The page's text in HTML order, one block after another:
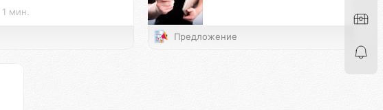
1 мин.
Предложение